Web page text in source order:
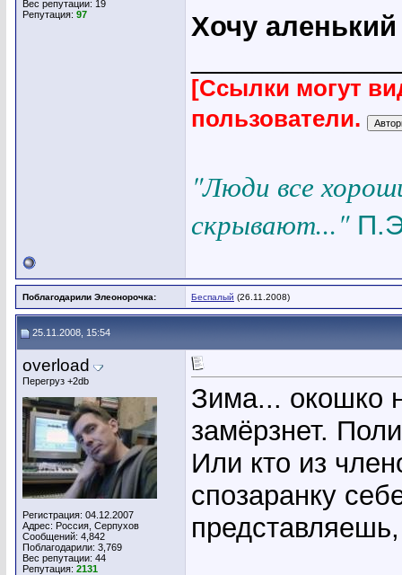
Вес репутации: 19
Репутация: 97
Хочу
[Ссылки могут
пользователи.
"Люди все
скрывают..."
Поблагодарили Элеонорочка: Беспалый (26.11.2008)
25.11.2008, 15:54
overload
Перегруз +2db
Регистрация: 04.12.2007
Адрес: Россия, Серпухов
Сообщений: 4,842
Поблагодарили: 3,769
Вес репутации: 44
Репутация: 2131
Зима... окошко
замёрзнет.
Или кто из
спозаранку